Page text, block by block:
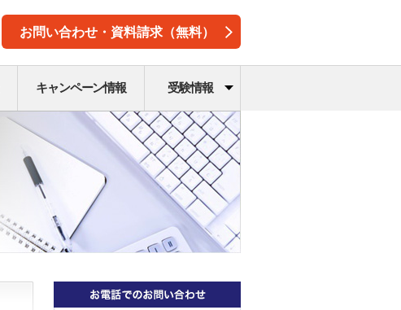
お問い合わせ・資料請求（無料）
キャンペーン情報 受験情報